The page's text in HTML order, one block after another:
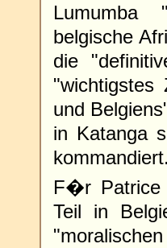
Lumumba
belgische
die
"wichtigstes
und
in Katanga
F�r Patrice
Teil in